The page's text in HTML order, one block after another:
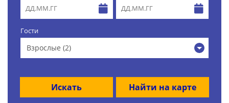
Гости
Взрослые (2)
Искать Найти на карте